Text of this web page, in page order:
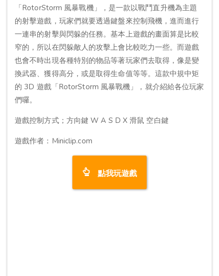
「RotorStorm 風暴戰機」，是一款以戰鬥直升機為主題
的射擊遊戲，玩家們就要透過鍵盤來控制飛機，進而進行
一連串的射擊與閃躲的任務。基本上遊戲的畫面算是比較
窄的，所以在閃躲敵人的攻擊上會比較吃力一些。而遊戲
也會不時出現各種特別的物品等著玩家們去取得，像是變
換武器、獲得高分，或是取得生命值等等。這款中規中矩
的 3D 遊戲「RotorStorm 風暴戰機」，就介紹給各位玩家
們囉。
遊戲控制方式；方向鍵 W A S D X 滑鼠 空白鍵
遊戲作者：Miniclip.com
點我玩遊戲